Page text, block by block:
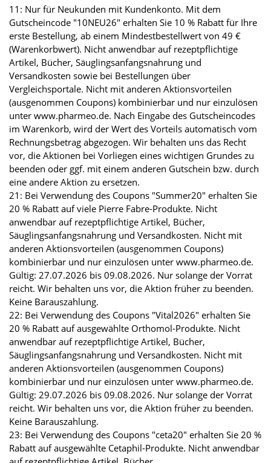
11: Nur für Neukunden mit Kundenkonto. Mit dem
Gutscheincode "10NEU26" erhalten Sie 10 % Rabatt für Ihre
erste Bestellung, ab einem Mindestbestellwert von 49 €
(Warenkorbwert). Nicht anwendbar auf rezeptpflichtige
Artikel, Bücher, Säuglingsanfangsnahrung und
Versandkosten sowie bei Bestellungen über
Vergleichsportale. Nicht mit anderen Aktionsvorteilen
(ausgenommen Coupons) kombinierbar und nur einzulösen
unter www.pharmeo.de. Nach Eingabe des Gutscheincodes
im Warenkorb, wird der Wert des Vorteils automatisch vom
Rechnungsbetrag abgezogen. Wir behalten uns das Recht
vor, die Aktionen bei Vorliegen eines wichtigen Grundes zu
beenden oder ggf. mit einem anderen Gutschein bzw. durch
eine andere Aktion zu ersetzen.
21: Bei Verwendung des Coupons "Summer20" erhalten Sie
20 % Rabatt auf viele Pierre Fabre-Produkte. Nicht
anwendbar auf rezeptpflichtige Artikel, Bücher,
Säuglingsanfangsnahrung und Versandkosten. Nicht mit
anderen Aktionsvorteilen (ausgenommen Coupons)
kombinierbar und nur einzulösen unter www.pharmeo.de.
Gültig: 27.07.2026 bis 09.08.2026. Nur solange der Vorrat
reicht. Wir behalten uns vor, die Aktion früher zu beenden.
Keine Barauszahlung.
22: Bei Verwendung des Coupons "Vital2026" erhalten Sie
20 % Rabatt auf ausgewählte Orthomol-Produkte. Nicht
anwendbar auf rezeptpflichtige Artikel, Bücher,
Säuglingsanfangsnahrung und Versandkosten. Nicht mit
anderen Aktionsvorteilen (ausgenommen Coupons)
kombinierbar und nur einzulösen unter www.pharmeo.de.
Gültig: 29.07.2026 bis 09.08.2026. Nur solange der Vorrat
reicht. Wir behalten uns vor, die Aktion früher zu beenden.
Keine Barauszahlung.
23: Bei Verwendung des Coupons "ceta20" erhalten Sie 20 %
Rabatt auf ausgewählte Cetaphil-Produkte. Nicht anwendbar